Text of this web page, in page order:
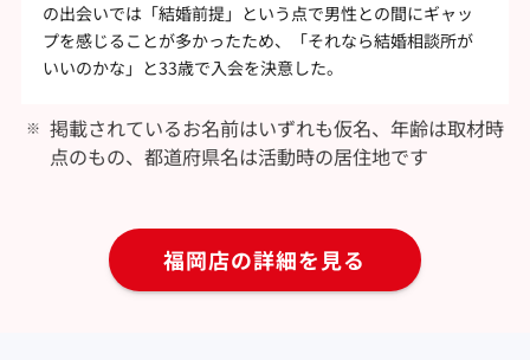
の出会いでは「結婚前提」という点で男性との間にギャッ
プを感じることが多かったため、「それなら結婚相談所が
いいのかな」と33歳で入会を決意した。
掲載されているお名前はいずれも仮名、年齢は取材時
点のもの、都道府県名は活動時の居住地です
福岡店の詳細を見る